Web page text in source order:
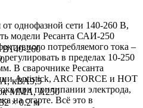
однофазной сети 140-260 В,
модели Ресанта САИ-250
потребляемого тока –
в пределах 10-250
В сварочнике Ресанта
Antistick, ARC FORCE и HOT
при прилипании электрода,
на старте. Всё это в
В140-260
кВА9,5
MMA, А250
× 0.2 м